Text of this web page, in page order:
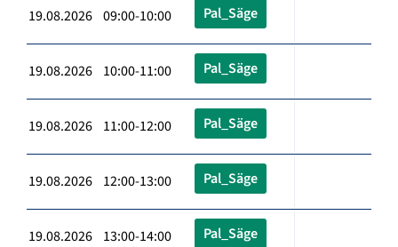
19.08.2026 09:00-10:00 Pal_Säge
19.08.2026 10:00-11:00 Pal_Säge
19.08.2026 11:00-12:00 Pal_Säge
19.08.2026 12:00-13:00 Pal_Säge
19.08.2026 13:00-14:00 Pal_Säge